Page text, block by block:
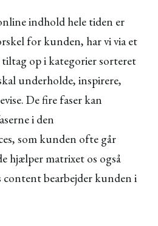
indhold hele tiden er
for kunden, har vi via et
op i kategorier sorteret
underholde, inspirere,
De fire faser kan
i den
som kunden ofte går
hjælper matrixet os også
content bearbejder kunden i